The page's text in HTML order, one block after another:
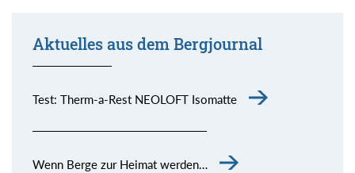
Aktuelles aus dem Bergjournal
Test: Therm-a-Rest NEOLOFT Isomatte
Wenn Berge zur Heimat werden…